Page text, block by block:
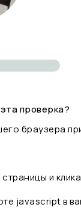
проверка?
браузера
и
javascript в